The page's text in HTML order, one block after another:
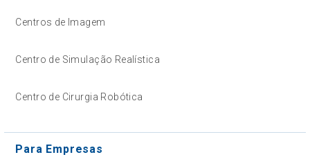
Centros de Imagem
Centro de Simulação Realística
Centro de Cirurgia Robótica
Para Empresas